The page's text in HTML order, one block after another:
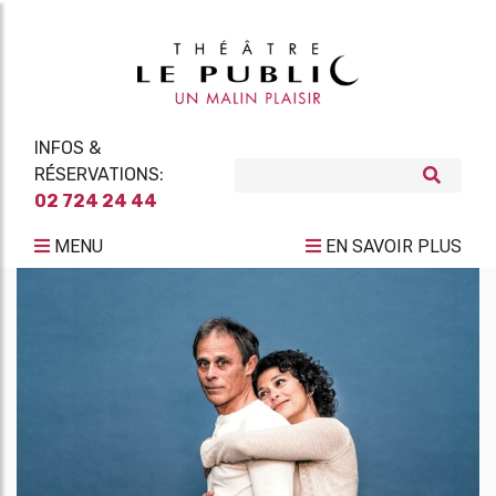
INFOS &
RÉSERVATIONS:
02 724 24 44
MENU EN SAVOIR PLUS